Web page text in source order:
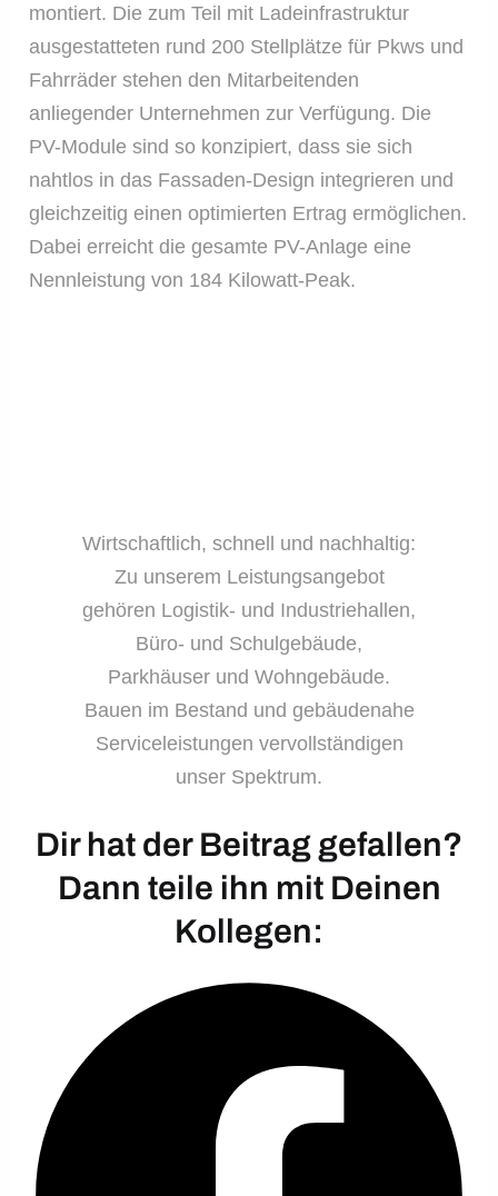
montiert. Die zum Teil mit Ladeinfrastruktur
ausgestatteten rund 200 Stellplätze für Pkws und
Fahrräder stehen den Mitarbeitenden
anliegender Unternehmen zur Verfügung. Die
PV-Module sind so konzipiert, dass sie sich
nahtlos in das Fassaden-Design integrieren und
gleichzeitig einen optimierten Ertrag ermöglichen.
Dabei erreicht die gesamte PV-Anlage eine
Nennleistung von 184 Kilowatt-Peak.
Wirtschaftlich, schnell und nachhaltig:
Zu unserem Leistungsangebot
gehören Logistik- und Industriehallen,
Büro- und Schulgebäude,
Parkhäuser und Wohngebäude.
Bauen im Bestand und gebäudenahe
Serviceleistungen vervollständigen
unser Spektrum.
Dir hat der Beitrag gefallen?
Dann teile ihn mit Deinen
Kollegen: